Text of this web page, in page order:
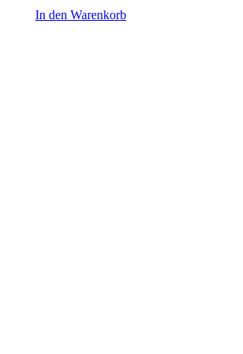
In den Warenkorb